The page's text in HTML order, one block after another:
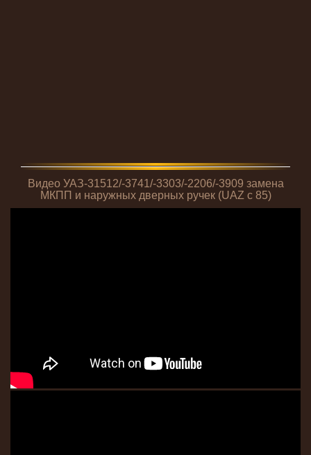
Видео УАЗ-31512/-3741/-3303/-2206/-3909 замена
МКПП и наружных дверных ручек (UAZ с 85)